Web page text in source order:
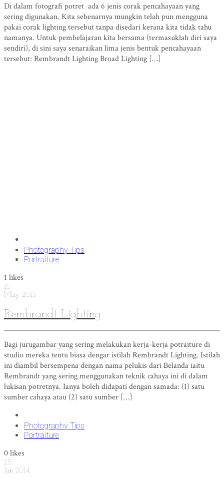
Di dalam fotografi potret ada 6 jenis corak pencahayaan yang
sering digunakan. Kita sebenarnya mungkin telah pun mengguna
pakai corak lighting tersebut tanpa disedari kerana kita tidak tahu
namanya. Untuk pembelajaran kita bersama (termasuklah diri saya
sendiri), di sini saya senaraikan lima jenis bentuk pencahayaan
tersebut: Rembrandt Lighting Broad Lighting […]
Photography Tips
Portraiture
1 likes
15
May 2015
Rembrandt Lighting
Bagi jurugambar yang sering melakukan kerja-kerja potraiture di
studio mereka tentu biasa dengar istilah Rembrandt Lighting. Istilah
ini diambil bersempena dengan nama pelukis dari Belanda iaitu
Rembrandt yang sering menggunakan teknik cahaya ini di dalam
lukisan potretnya. Ianya boleh didapati dengan samada: (1) satu
sumber cahaya atau (2) satu sumber […]
Photography Tips
Portraiture
0likes
25
Jun 2014